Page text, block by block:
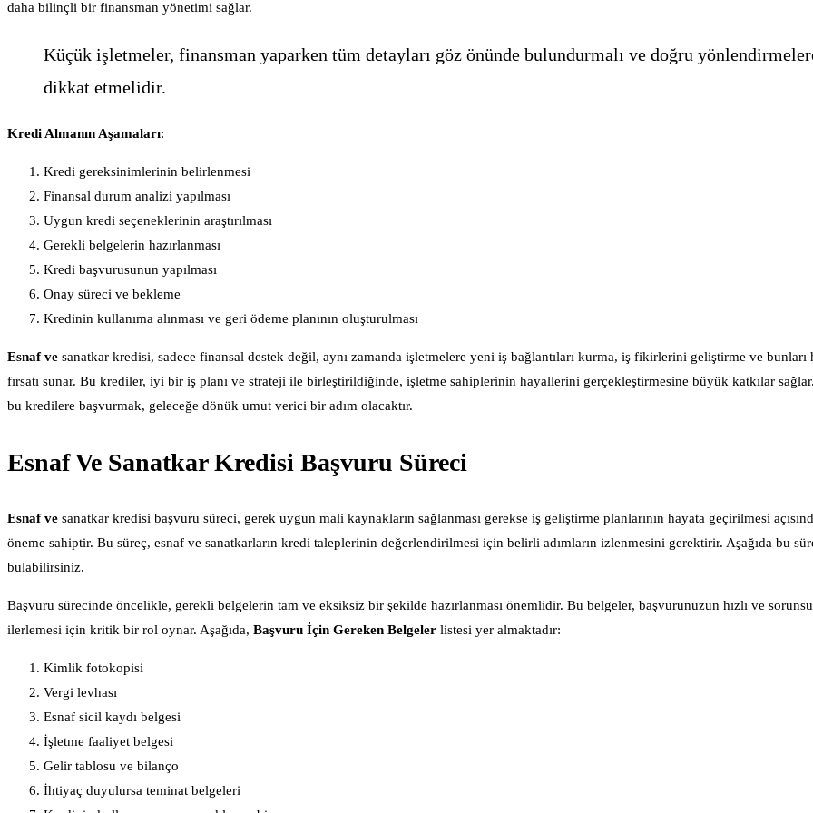
daha bilinçli bir finansman yönetimi sağlar.
Küçük işletmeler, finansman yaparken tüm detayları göz önünde bulundurmalı ve doğru
dikkat etmelidir.
Kredi Almanın Aşamaları:
Kredi gereksinimlerinin belirlenmesi
Finansal durum analizi yapılması
Uygun kredi seçeneklerinin araştırılması
Gerekli belgelerin hazırlanması
Kredi başvurusunun yapılması
Onay süreci ve bekleme
Kredinin kullanıma alınması ve geri ödeme planının oluşturulması
Esnaf ve sanatkar kredisi, sadece finansal destek değil, aynı zamanda işletmelere yeni iş bağlantıları kurma, iş fikirlerini geliştirme ve bunları
fırsatı sunar. Bu krediler, iyi bir iş planı ve strateji ile birleştirildiğinde, işletme sahiplerinin hayallerini gerçekleştirmesine büyük katkılar
bu kredilere başvurmak, geleceğe dönük umut verici bir adım olacaktır.
Esnaf Ve Sanatkar Kredisi Başvuru Süreci
Esnaf ve sanatkar kredisi başvuru süreci, gerek uygun mali kaynakların sağlanması gerekse iş geliştirme planlarının hayata geçirilmesi
öneme sahiptir. Bu süreç, esnaf ve sanatkarların kredi taleplerinin değerlendirilmesi için belirli adımların izlenmesini gerektirir. Aşağıda bu
bulabilirsiniz.
Başvuru sürecinde öncelikle, gerekli belgelerin tam ve eksiksiz bir şekilde hazırlanması önemlidir. Bu belgeler, başvurunuzun hızlı ve
ilerlemesi için kritik bir rol oynar. Aşağıda, Başvuru İçin Gereken Belgeler listesi yer almaktadır:
Kimlik fotokopisi
Vergi levhası
Esnaf sicil kaydı belgesi
İşletme faaliyet belgesi
Gelir tablosu ve bilanço
İhtiyaç duyulursa teminat belgeleri